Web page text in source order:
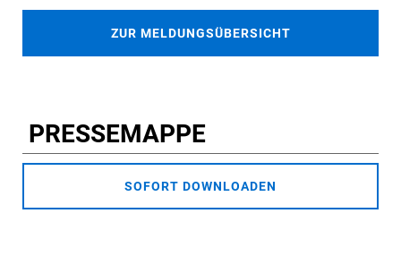
ZUR MELDUNGSÜBERSICHT
PRESSEMAPPE
SOFORT DOWNLOADEN